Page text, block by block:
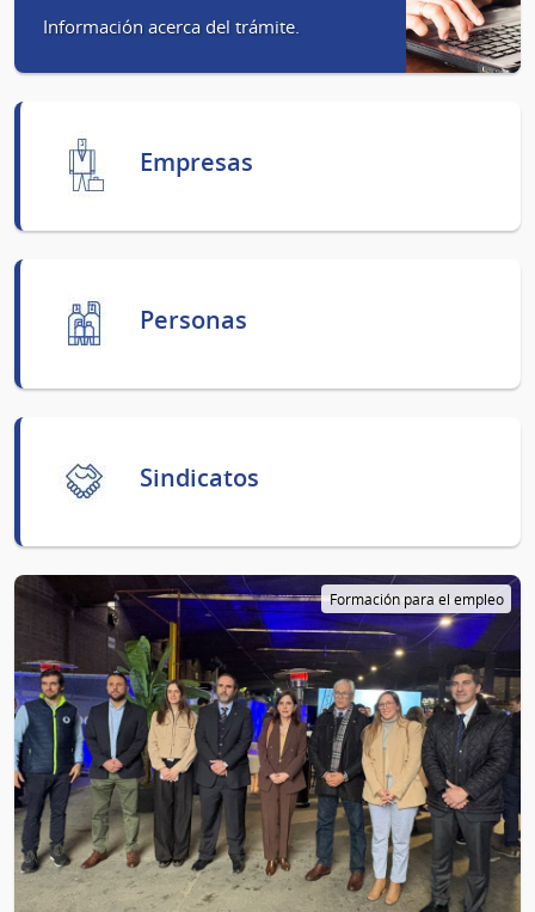
Información acerca del trámite.
Empresas
Personas
Sindicatos
Formación para el empleo